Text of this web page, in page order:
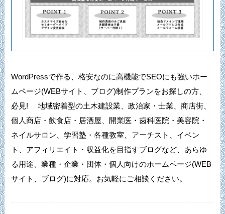
WordPressで作る、格安なのに高機能でSEOにも強いホー
ムページ(WEBサイト、ブログ)制作プランをお探しの方、
必見! 地域密着型の土木建設業、政治家・士業、商店街、
個人商店・飲食店・居酒屋、開業医・歯科医院・美容院・
ネイルサロン、学習塾・各種教室、アーチスト、イベン
ト、アフィリエイト・収益化を目指すブログなど、あらゆ
る用途、業種・企業・団体・個人向けのホームページ(WEB
サイト、ブログ)に対応。お気軽にご相談ください。